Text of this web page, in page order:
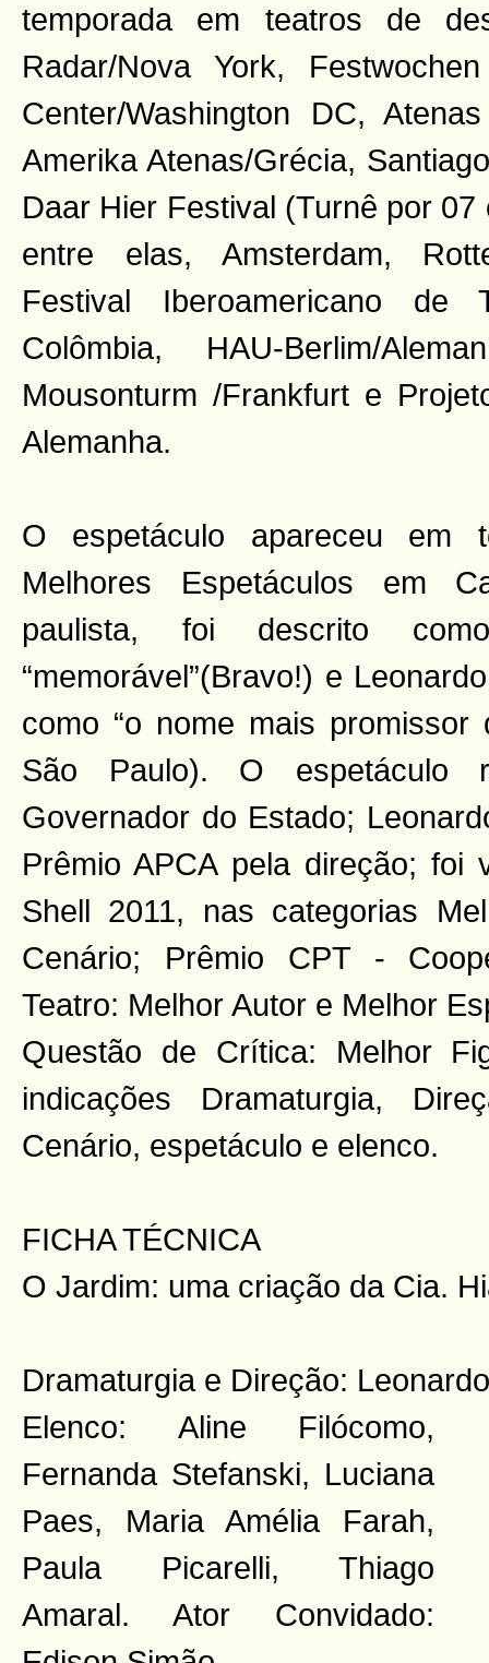
temporada em teatros de
Radar/Nova York,
Center/Washington DC,
Amerika Atenas/Grécia,
Daar Hier Festival (Turnê por
entre elas, Amsterdam,
Festival Iberoamericano de
Colômbia, HAU-Berlim/
Mousonturm /Frankfurt e
Alemanha.
O espetáculo apareceu em
Melhores Espetáculos em
paulista, foi descrito
“memorável”(Bravo!) e
como “o nome mais promissor
São Paulo). O espetáculo
Governador do Estado;
Prêmio APCA pela direção; foi
Shell 2011, nas categorias
Cenário; Prêmio CPT -
Teatro: Melhor Autor e Melhor
Questão de Crítica: Melhor
indicações Dramaturgia,
Cenário, espetáculo e elenco.
FICHA TÉCNICA
O Jardim: uma criação da Cia.
Dramaturgia e Direção:
Elenco: Aline Filócomo,
Fernanda Stefanski, Luciana
Paes, Maria Amélia Farah,
Paula Picarelli, Thiago
Amaral. Ator Convidado: